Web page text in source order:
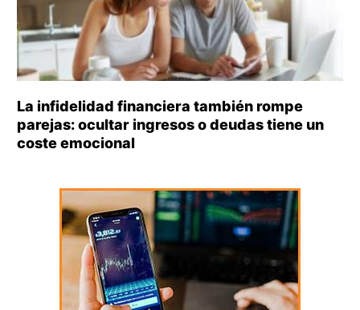
La infidelidad financiera también rompe
parejas: ocultar ingresos o deudas tiene un
coste emocional